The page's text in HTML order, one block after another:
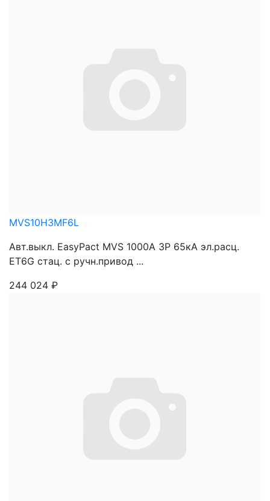
MVS10H3MF6L
Авт.выкл. EasyPact MVS 1000A 3P 65кА эл.расц.
ET6G стац. с ручн.привод ...
244 024 ₽